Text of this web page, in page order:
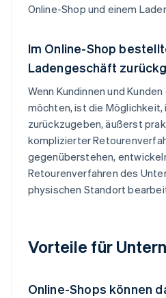
Online-Shop und einem
Im Online-Shop
Ladengeschäft
Wenn Kundinnen und
möchten, ist die
zurückzugeben, äußerst
komplizierter
gegenüberstehen,
Retourenverfahren des
physischen Standort
Vorteile für
Online-Shops können